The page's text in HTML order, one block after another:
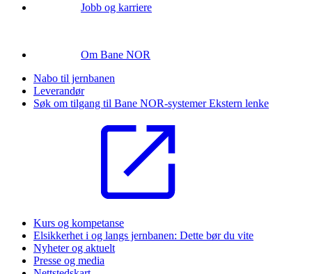
Jobb og karriere
Om Bane NOR
Nabo til jernbanen
Leverandør
Søk om tilgang til Bane NOR-systemerEkstern lenke
Kurs og kompetanse
Elsikkerhet i og langs jernbanen: Dette bør du vite
Nyheter og aktuelt
Presse og media